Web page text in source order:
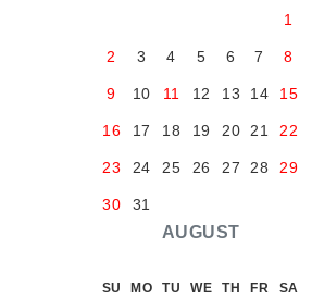
AUGUST
1
2 3 4 5 6 7 8
9 10 11 12 13 14 15
16 17 18 19 20 21 22
23 24 25 26 27 28 29
30 31
SU MO TU WE TH FR SA